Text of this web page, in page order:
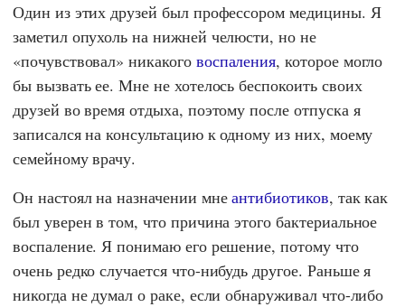
Один из этих друзей был профессором медицины. Я
заметил опухоль на нижней челюсти, но не
«почувствовал» никакого воспаления, которое могло
бы вызвать ее. Мне не хотелось беспокоить своих
друзей во время отдыха, поэтому после отпуска я
записался на консультацию к одному из них, моему
семейному врачу.
Он настоял на назначении мнеантибиотиков, так как
был уверен в том, что причина этого бактериальное
воспаление. Я понимаю его решение, потому что
очень редко случается что-нибудь другое. Раньше я
никогда не думал о раке, если обнаруживал что-либо